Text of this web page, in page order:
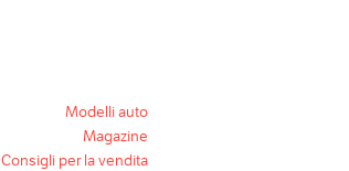
Modelli auto
Magazine
Consigli per la vendita